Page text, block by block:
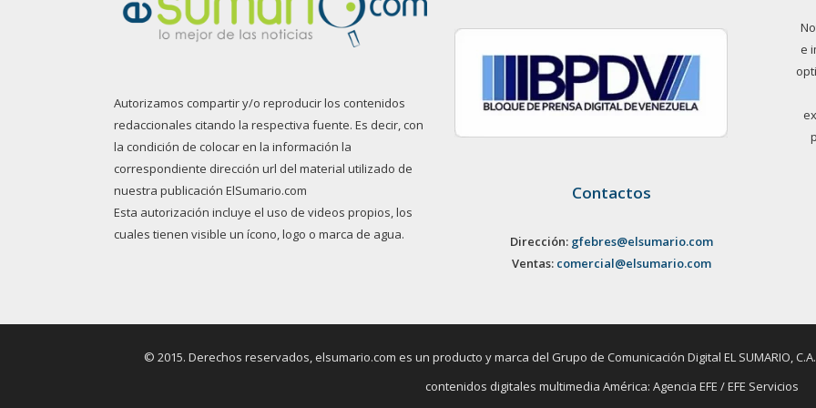
Autorizamos compartir y/o reproducir los contenidos
redaccionales citando la respectiva fuente. Es decir, con
la condición de colocar en la información la
correspondiente dirección url del material utilizado de
nuestra publicación ElSumario.com
Esta autorización incluye el uso de videos propios, los
cuales tienen visible un ícono, logo o marca de agua.
Contactos
Dirección: gfebres@elsumario.com
Ventas: comercial@elsumario.com
e
© 2015. Derechos reservados, elsumario.com es un producto y marca del Grupo de Comunicación Digital EL SUMARIO,
contenidos digitales multimedia América: Agencia EFE / EFE Servicios